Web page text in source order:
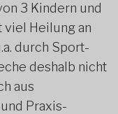
3 Kindern und
viel Heilung an
durch Sport-
deshalb nicht
aus
Praxis-